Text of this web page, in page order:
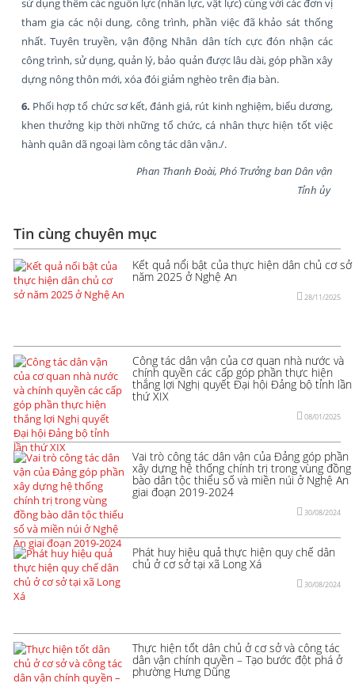
tham gia các nội dung, công trình, phần việc đã khảo sát thống
nhất. Tuyên truyền, vận động Nhân dân tích cực đón nhận các
công trình, sử dụng, quản lý, bảo quản được lâu dài, góp phần xây
dựng nông thôn mới, xóa đói giảm nghèo trên địa bàn.
6. Phối hợp tổ chức sơ kết, đánh giá, rút kinh nghiệm, biểu dương,
khen thưởng kịp thời những tổ chức, cá nhân thực hiện tốt việc
hành quân dã ngoại làm công tác dân vận./.
Phan Thanh Đoài, Phó Trưởng ban Dân vận
Tỉnh ủy
Tin cùng chuyên mục
Kết quả nổi bật của thực hiện dân chủ cơ sở
năm 2025 ở Nghệ An
28/11/2025
Công tác dân vận của cơ quan nhà nước và
chính quyền các cấp góp phần thực hiện
thắng lợi Nghị quyết Đại hội Đảng bộ tỉnh lần
thứ XIX
08/01/2025
Vai trò công tác dân vận của Đảng góp phần
xây dựng hệ thống chính trị trong vùng đồng
bào dân tộc thiểu số và miền núi ở Nghệ An
giai đoạn 2019-2024
30/08/2024
Phát huy hiệu quả thực hiện quy chế dân
chủ ở cơ sở tại xã Long Xá
30/08/2024
Thực hiện tốt dân chủ ở cơ sở và công tác
dân vận chính quyền – Tạo bước đột phá ở
phường Hưng Dũng